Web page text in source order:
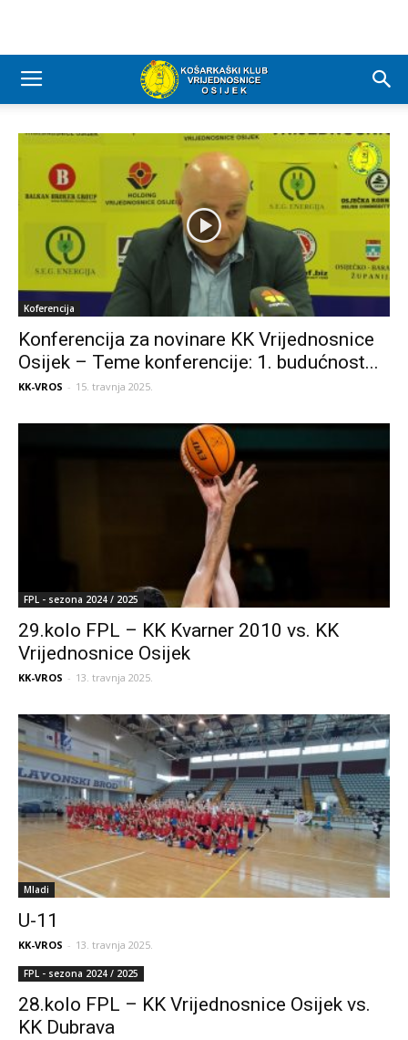
Koferencija
Konferencija za novinare KK Vrijednosnice
Osijek – Teme konferencije: 1. budućnost...
KK-VROS - 15. travnja 2025.
FPL - sezona 2024 / 2025
29.kolo FPL – KK Kvarner 2010 vs. KK
Vrijednosnice Osijek
KK-VROS - 13. travnja 2025.
Mladi
U-11
KK-VROS - 13. travnja 2025.
FPL - sezona 2024 / 2025
28.kolo FPL – KK Vrijednosnice Osijek vs.
KK Dubrava